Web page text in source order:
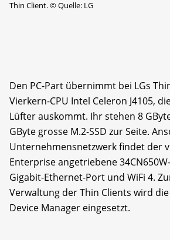
Thin Client.©Quelle: LG
Den PC-Part übernimmt bei LGs
Vierkern-CPU Intel Celeron J4105,
Lüfter auskommt. Ihr stehen 8
GByte grosse M.2-SSD zur Seite.
Unternehmensnetzwerk findet der
Enterprise angetriebene
Gigabit-Ethernet-Port und WiFi 4.
Verwaltung der Thin Clients wird
Device Manager eingesetzt.